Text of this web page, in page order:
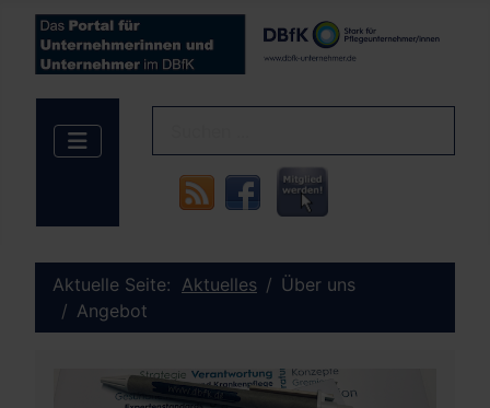
Aktuelle Seite: Aktuelles
Über uns
Angebot